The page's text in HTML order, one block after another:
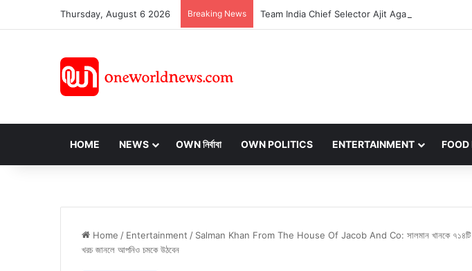
Thursday, August 6 2026 Breaking News
HOME NEWS OWN নির্বাবা OWN POLITICS ENTERTAINMENT FOOD
Home / Entertainment / Salman Khan From The House Of Jacob And Co: সালমান খানকে ৭১৪টি হীরে
খরচ জানলে আপনিও চমকে উঠবেন